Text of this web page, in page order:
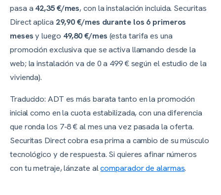
pasa a 42,35 €/mes, con la instalación incluida. Securitas
Direct aplica 29,90 €/mes durante los 6 primeros
mesesy luego 49,80 €/mes (esta tarifa es una
promoción exclusiva que se activa llamando desde la
web; la instalación va de 0 a 499 € según el estudio de la
vivienda).
Traducido: ADT es más barata tanto en la promoción
inicial como en la cuota estabilizada, con una diferencia
que ronda los 7-8 € al mes una vez pasada la oferta.
Securitas Direct cobra esa prima a cambio de su músculo
tecnológico y de respuesta. Si quieres afinar números
con tu metraje, lánzate alcomparador de alarmas.